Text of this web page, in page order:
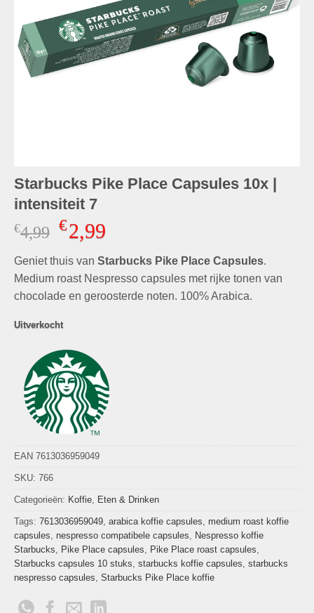
Starbucks Pike Place Capsules 10x |
intensiteit 7
€4,99 Oorspronkelijke
prijs
was:
€4,99.
€2,99Huidige
is:
€2,99.
Geniet thuis van Starbucks Pike Place Capsules.
Medium roast Nespresso capsules met rijke tonen van
chocolade en geroosterde noten. 100% Arabica.
Uitverkocht
EAN 7613036959049
SKU: 766
Categorieën: Koffie Eten & Drinken
Tags: 7613036959049 arabica koffie capsules
medium roast koffie
capsules
nespresso compatibele capsules
Nespresso koffie
Starbucks
Pike Place capsules Pike Place roast capsules
Starbucks capsules 10 stuks starbucks koffie capsules starbucks
nespresso capsules Starbucks Pike Place koffie